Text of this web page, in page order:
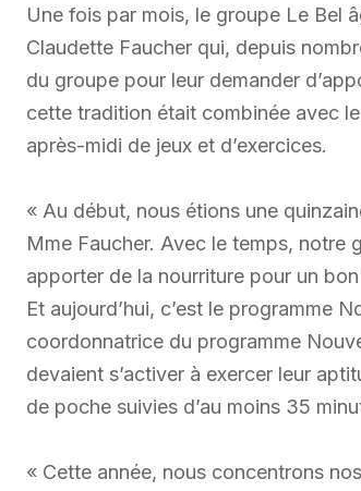
Une fois par mois, le groupe Le Bel
Claudette Faucher qui, depuis
du groupe pour leur demander
cette tradition était combinée avec
après-midi de jeux et d’exercices.
« Au début, nous étions une
Mme Faucher. Avec le temps, notre
apporter de la nourriture pour un
Et aujourd’hui, c’est le programme
coordonnatrice du programme
devaient s’activer à exercer leur
de poche suivies d’au moins 35
« Cette année, nous concentrons